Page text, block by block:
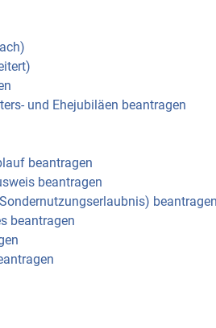
und Ehejubiläen beantragen
beantragen
beantragen
beantragen
beantragen